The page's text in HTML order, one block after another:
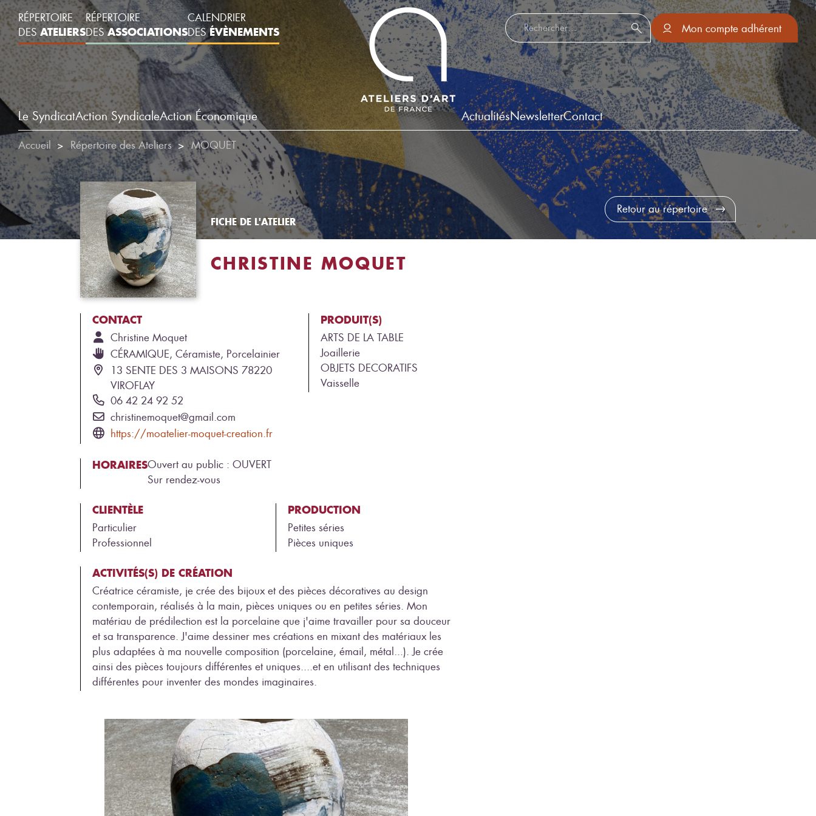
RÉPERTOIRE
DESATELIERS
RÉPERTOIRE
DESASSOCIATIONS
CALENDRIER
DESÉVÈNEMENTS
Le SyndicatAction SyndicaleAction Économique
Rechercher :
Mon compte adhérent
ActualitésNewsletterContact
Accueil Répertoire des Ateliers MOQUET
FICHE DE L'ATELIER
CHRISTINE MOQUET
CONTACT
Christine Moquet
CÉRAMIQUE, Céramiste, Porcelainier
13 SENTE DES 3 MAISONS 78220
VIROFLAY
06 42 24 92 52
christinemoquet@gmail.com
https://moatelier-moquet-creation.fr
HORAIRESOuvert au public : OUVERT
Sur rendez-vous
PRODUIT(S)
ARTS DE LA TABLE
Joaillerie
OBJETS DECORATIFS
Vaisselle
CLIENTÈLE
Particulier
Professionnel
PRODUCTION
Petites séries
Pièces uniques
ACTIVITÉS(S) DE CRÉATION
Créatrice céramiste, je crée des bijoux et des pièces décoratives au design
contemporain, réalisés à la main, pièces uniques ou en petites séries. Mon
matériau de prédilection est la porcelaine que j'aime travailler pour sa douceur
et sa transparence. J'aime dessiner mes créations en mixant des matériaux les
plus adaptées à ma nouvelle composition (porcelaine, émail, métal...). Je crée
ainsi des pièces toujours différentes et uniques....et en utilisant des techniques
différentes pour inventer des mondes imaginaires.
Retour au répertoire